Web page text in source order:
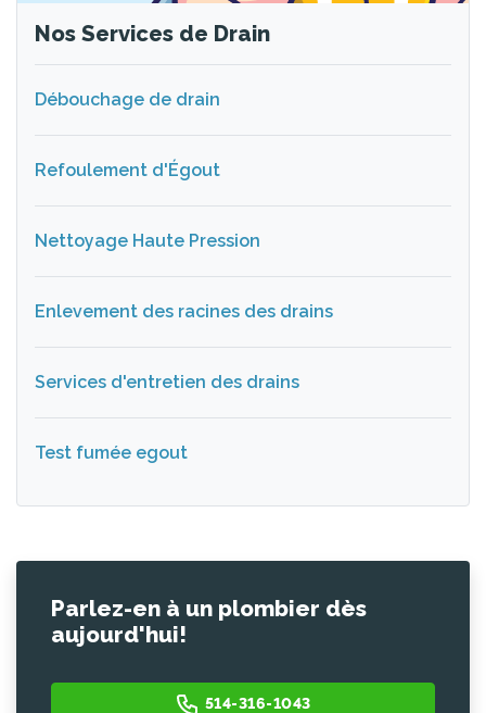
Nos Services de Drain
Débouchage de drain
Refoulement d'Égout
Nettoyage Haute Pression
Enlevement des racines des drains
Services d'entretien des drains
Test fumée egout
Parlez-en à un plombier dès
aujourd'hui!
514-316-1043